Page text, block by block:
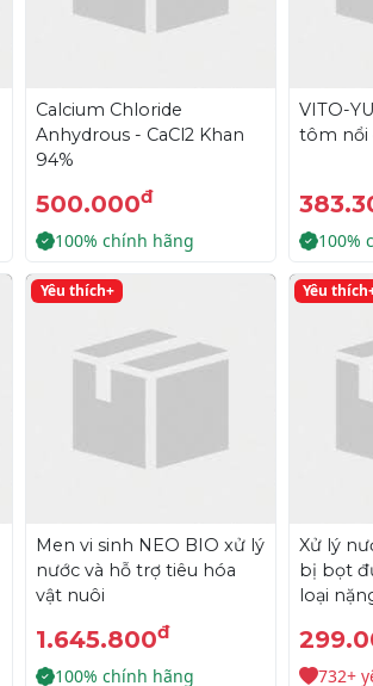
Calcium Chloride
Anhydrous - CaCl2 Khan
94%
500.000đ
100% chính hãng
VITO-
tôm nổi
100%
Yêu thích+
Men vi sinh NEO BIO xử lý
nước và hỗ trợ tiêu hóa
vật nuôi
1.645.800đ
100% chính hãng
Yêu
Xử lý
bị bọt
loại
732+